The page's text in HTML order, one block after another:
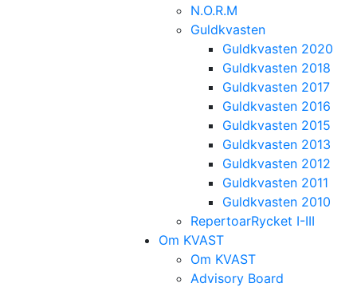
N.O.R.M
Guldkvasten
Guldkvasten 2020
Guldkvasten 2018
Guldkvasten 2017
Guldkvasten 2016
Guldkvasten 2015
Guldkvasten 2013
Guldkvasten 2012
Guldkvasten 2011
Guldkvasten 2010
RepertoarRycket I-III
Om KVAST
Om KVAST
Advisory Board